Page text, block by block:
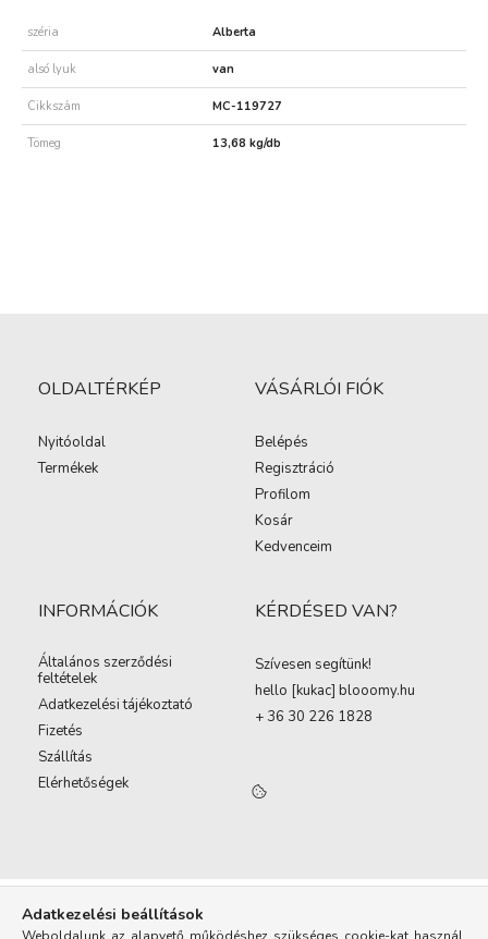
széria Alberta
alsó lyuk van
Cikkszám MC-119727
Tömeg 13,68 kg/db
OLDALTÉRKÉP
Nyitóoldal
Termékek
VÁSÁRLÓI FIÓK
Belépés
Regisztráció
Profilom
Kosár
Kedvenceim
INFORMÁCIÓK
Általános szerződési
feltételek
Adatkezelési tájékoztató
Fizetés
Szállítás
Elérhetőségek
KÉRDÉSED VAN?
Szívesen segítünk!
hello [kukac] blooomy.hu
+ 36 30 226 1828
Adatkezelési beállítások